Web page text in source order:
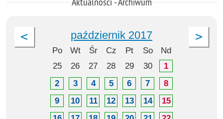
październik 2017
Po Wt Śr Cz Pt So
Nd
25
26 27 28 29 30
1
2
3 4 5 6 7
8
9
10 11 12 13 14
15